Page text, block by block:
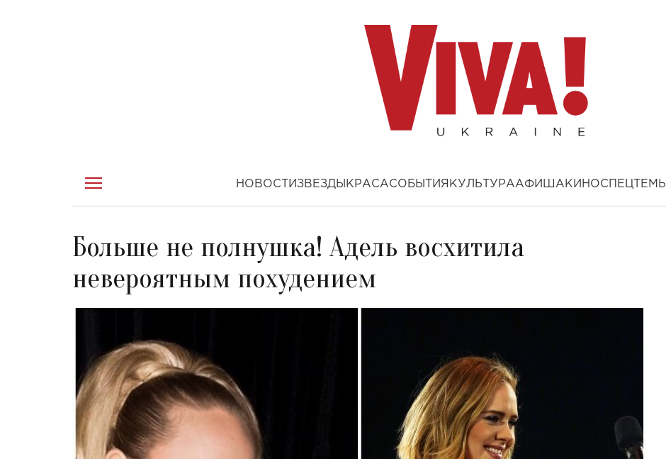
НОВОСТИ ЗВЕЗДЫ КРАСАСОБЫТИЯ КУЛЬТУРААФИША КИНОСПЕЦТЕМЫ
Больше не полнушка! Адель восхитила
невероятным похудением